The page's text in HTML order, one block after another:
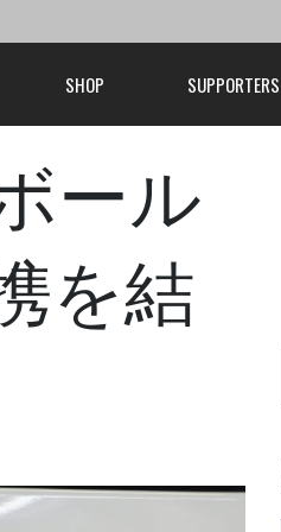
SHOP SUPPORTERS
ール
を結